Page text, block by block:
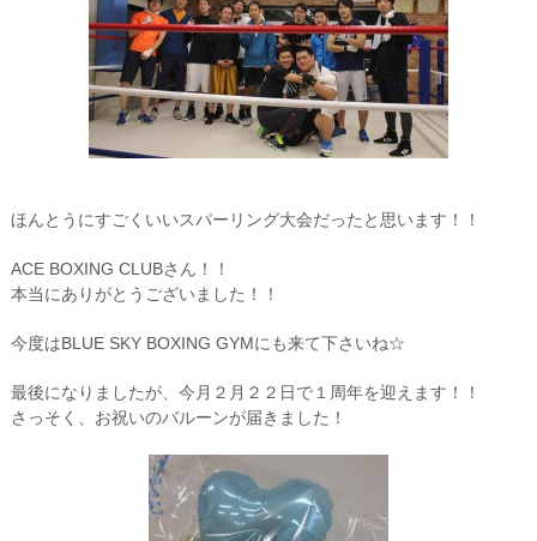
ほんとうにすごくいいスパーリング大会だったと思います！！
ACE BOXING CLUBさん！！
本当にありがとうございました！！
今度はBLUE SKY BOXING GYMにも来て下さいね☆
最後になりましたが、今月２月２２日で１周年を迎えます！！
さっそく、お祝いのバルーンが届きました！